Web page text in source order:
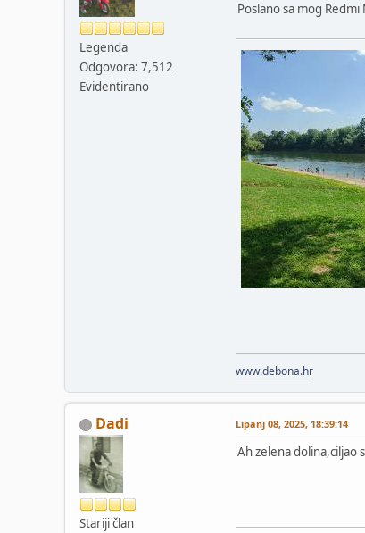
Legenda
Odgovora: 7,512
Evidentirano
Poslano sa mog
www.debona.hr
Dadi
Stariji član
Lipanj 08, 2025, 18:39:14
Ah zelena dolina,ciljao